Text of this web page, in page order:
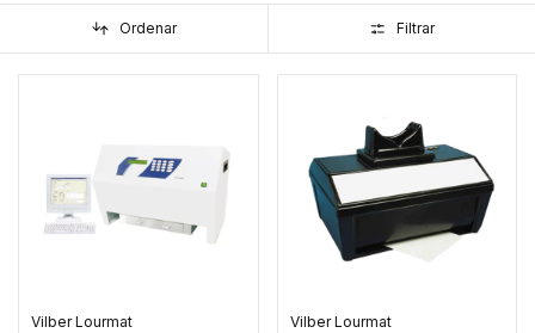
Ordenar Filtrar
Vilber Lourmat Vilber Lourmat